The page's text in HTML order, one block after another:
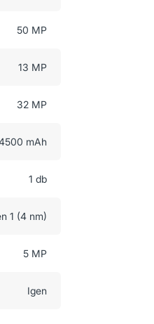
50 MP
13 MP
32 MP
mAh
1 db
1 (4 nm)
5 MP
Igen